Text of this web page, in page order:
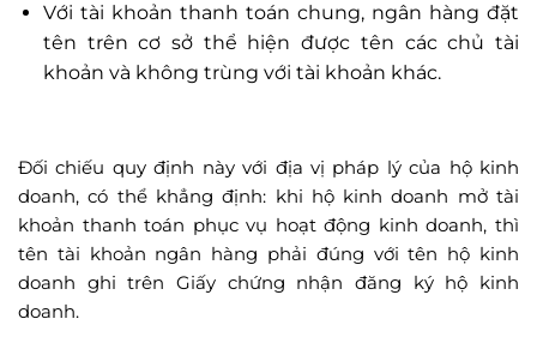
Với tài khoản thanh toán chung, ngân hàng đặt
tên trên cơ sở thể hiện được tên các chủ tài
khoản và không trùng với tài khoản khác.
Đối chiếu quy định này với địa vị pháp lý của hộ kinh
doanh, có thể khẳng định: khi hộ kinh doanh mở tài
khoản thanh toán phục vụ hoạt động kinh doanh, thì
tên tài khoản ngân hàng phải đúng với tên hộ kinh
doanh ghi trên Giấy chứng nhận đăng ký hộ kinh
doanh.